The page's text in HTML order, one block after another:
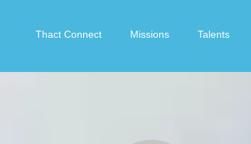
Thact Connect Missions Talents